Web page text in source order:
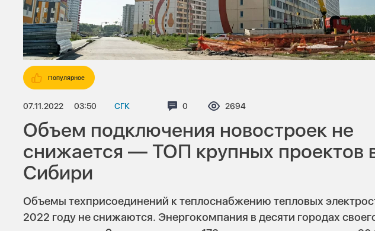
Популярное
07.11.2022 03:50 СГК Комментариев:
0 Просмотров:
2694
Объем подключения новостроек не
снижается — ТОП крупных проектов
Сибири
Объемы техприсоединений к теплоснабжению тепловых
2022 году не снижаются. Энергокомпания в десяти городах